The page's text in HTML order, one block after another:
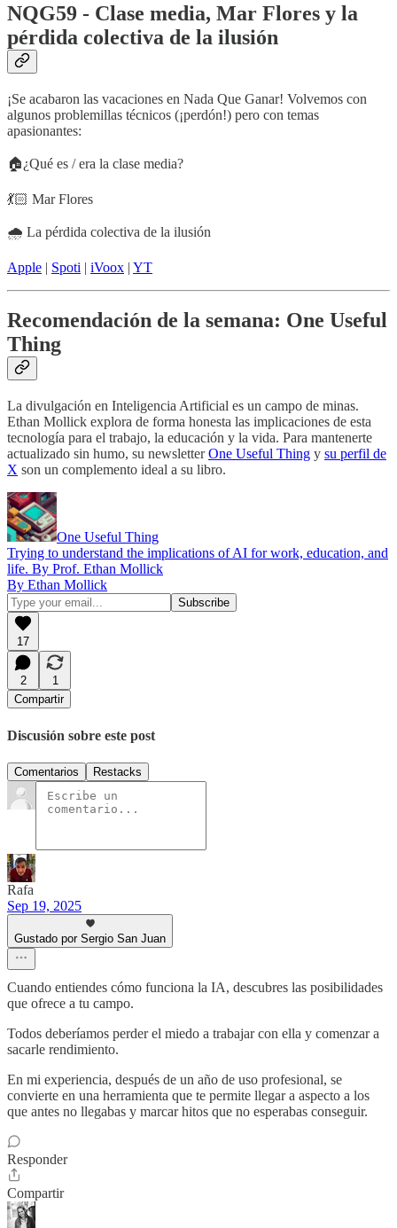
NQG59 - Clase media, Mar Flores y la
pérdida colectiva de la ilusión
¡Se acabaron las vacaciones en Nada Que Ganar! Volvemos con
algunos problemillas técnicos (¡perdón!) pero con temas
apasionantes:
🏠¿Qué es / era la clase media?
💃🏻 Mar Flores
🌧️ La pérdida colectiva de la ilusión
Apple | Spoti | iVoox | YT
Recomendación de la semana: One Useful
Thing
La divulgación en Inteligencia Artificial es un campo de minas.
Ethan Mollick explora de forma honesta las implicaciones de esta
tecnología para el trabajo, la educación y la vida. Para mantenerte
actualizado sin humo, su newsletterOne Useful Thing y su perfil de
X son un complemento ideal a su libro.
One Useful Thing
Trying to understand the implications of AI for work, education, and
life. By Prof. Ethan Mollick
By Ethan Mollick
17
2
1
Compartir
Discusión sobre este post
Comentarios Restacks
Rafa
Sep 19, 2025
Gustado por Sergio San Juan
Cuando entiendes cómo funciona la IA, descubres las posibilidades
que ofrece a tu campo.
Todos deberíamos perder el miedo a trabajar con ella y comenzar a
sacarle rendimiento.
En mi experiencia, después de un año de uso profesional, se
convierte en una herramienta que te permite llegar a aspecto a los
que antes no llegabas y marcar hitos que no esperabas conseguir.
Responder
Compartir